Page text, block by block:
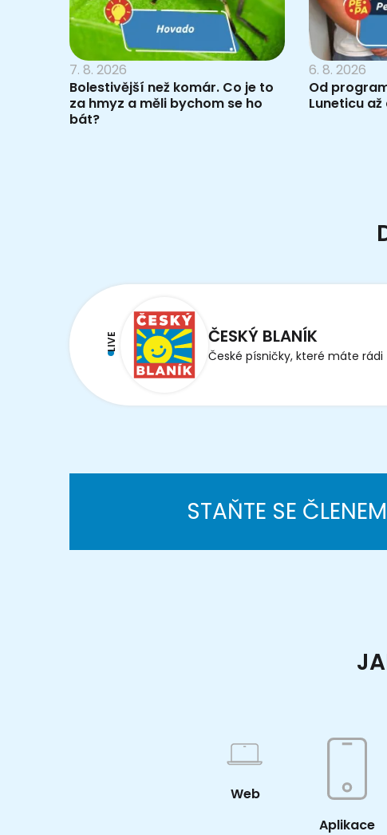
7. 8. 2026
Bolestivější než komár. Co je to
za hmyz a měli bychom se ho
bát?
6. 8. 2026
Od
Luneticu
LIVE ČESKÝ BLANÍK
České písničky, které máte rádi
STAŇTE SE
Web
Aplikace